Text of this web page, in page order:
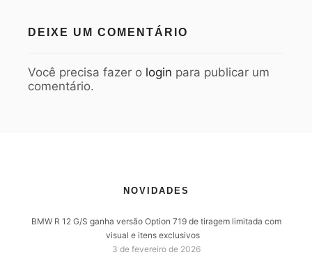
DEIXE UM COMENTÁRIO
Você precisa fazer o login para publicar um
comentário.
NOVIDADES
BMW R 12 G/S ganha versão Option 719 de tiragem limitada com
visual e itens exclusivos
3 de fevereiro de 2026